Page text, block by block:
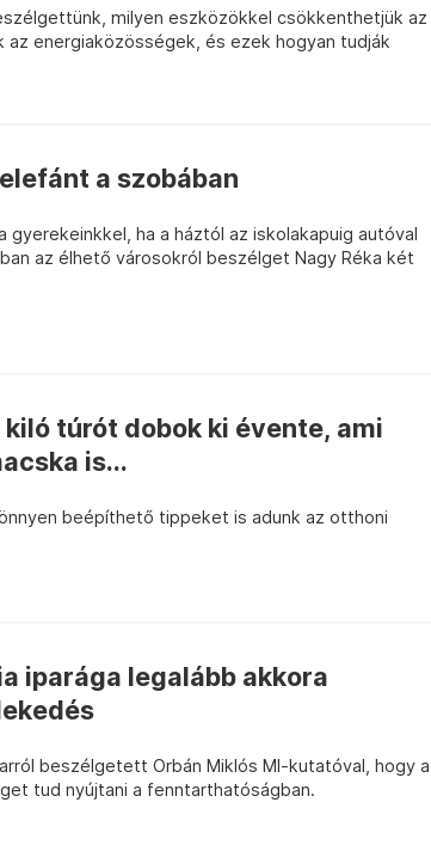
milyen eszközökkel csökkenthetjük az
az energiaközösségek, és ezek hogyan tudják
a szobában
ha a háztól az iskolakapuig autóval
az élhető városokról beszélget Nagy Réka két
túrót dobok ki évente, ami
is...
beépíthető tippeket is adunk az otthoni
iparága legalább akkora
beszélgetett Orbán Miklós MI-kutatóval, hogy a
tud nyújtani a fenntarthatóságban.